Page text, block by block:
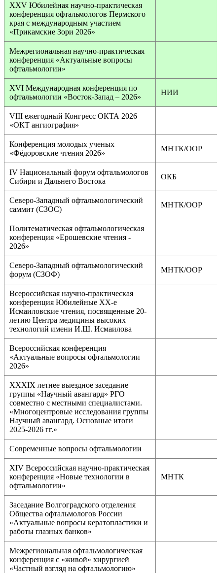
XXV Юбилейная научно-практическая
конференция офтальмологов Пермского
края с международным участием
«Прикамские Зори 2026»
Межрегиональная научно-практическая
конференция «Актуальные вопросы
офтальмологии»
XVI Международная конференция по
офтальмологии «Восток-Запад – 2026»
НИИ
VIII ежегодный Конгресс ОКТА 2026
«ОКТ ангиография»
Конференция молодых ученых
«Фёдоровские чтения 2026»
МНТК/ООР
IV Национальный форум офтальмологов
Сибири и Дальнего Востока
ОКБ
Северо-Западный офтальмологический
саммит (СЗОС)
МНТК/ООР
Политематическая офтальмологическая
конференция «Ерошевские чтения -
2026»
Северо-Западный офтальмологический
форум (СЗОФ)
МНТК/ООР
Всероссийская научно-практическая
конференция Юбилейные XX-е
Исмаиловские чтения, посвященные 20-
летию Центра медицины высоких
технологий имени И.Ш. Исмаилова
Всероссийская конференция
«Актуальные вопросы офтальмологии
2026»
XXXIX летнее выездное заседание
группы «Научный авангард» РГО
совместно с местными специалистами.
«Многоцентровые исследования группы
Научный авангард. Основные итоги
2025-2026 гг.»
Современные вопросы офтальмологии
XIV Всероссийская научно-практическая
конференция «Новые технологии в
офтальмологии»
МНТК
Заседание Волгоградского отделения
Общества офтальмологов России
«Актуальные вопросы кератопластики и
работы глазных банков»
Межрегиональная офтальмологическая
конференция с «живой» хирургией
«Частный взгляд на офтальмологию»